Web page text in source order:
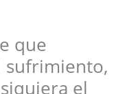
que
sufrimiento,
el